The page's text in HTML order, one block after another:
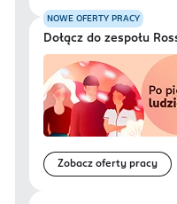
NOWE OFERTY PRACY
Dołącz do zespołu
Zobacz oferty pracy